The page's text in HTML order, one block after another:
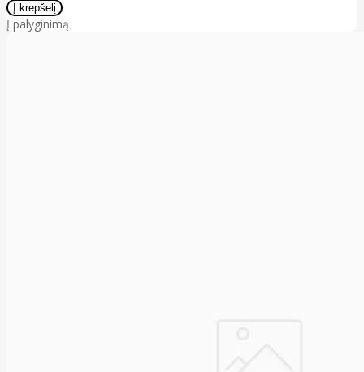
Į palyginimą